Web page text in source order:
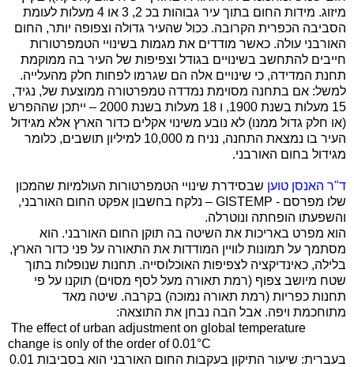
מיזוג. מידות החום בתוך עיר גבוהות בכ 2, 3 או 4 מעלות לעומת
הסביבה הכפרית הקרובה. ככול שהעיר גדולה וצפופה יותר, החום
האורבני עולה. כאשר מודדים את מגמות בשינויי הטמפרטורות
חייבים להתחשב בשינויים בגודל וצפיפות של העיר בה ממוקמת
תחנת המדידה, כי שינויים אלה הם שגרמו לפחות חלק מהעלייה.
למשל: אם בתחנה מסוימת נמדדה טמפרטורה ממוצעת של, נגיד,
15 מעלות בשנת 1900, ו 18 מעלות בשנת 2000 – ייתכן שההפרש
(או חלק גדול ממנו) לא נובע משינוי אקלים כדור הארץ אלא מגידול
העיר בו נמצאת התחנה, נניח מ 10,000 למיליון תושבים, כלומר
מגידול בחום האורבני.
ד"ר האנסן טוען שבסידרת שינויי הטמפרטורות העולמיות שהמכון
שלו מפרסם - GISTEMP – נלקח בחשבון אפקט החום האורבני,
והשפעתו הופחתה ונוטרלה.
הוא מפרט באריכות את השיטה בה תוקן החום האורבני. הוא
מסתמך על תמונות לוויין המודדות את התאורה על פני כדור הארץ,
בלילה, כאינדיקציה לצפיפות האוכלוסייה. תחנות שנופלות בתוך
שטח מיושב צפוף (רמת תאורה מעל לסף מסוים) תוקנו על פי
תחנות כפריות (רמת תאורה נמוכה) בקרבה. שיטה מאד
מתוחכמת ויפה. אבל הבה נבחן את התוצאה:
The effect of urban adjustment on global temperature
change is only of the order of0.01°C
בעברית: שיעור התיקון בעקבות החום האורבני הוא בסביבות 0.01